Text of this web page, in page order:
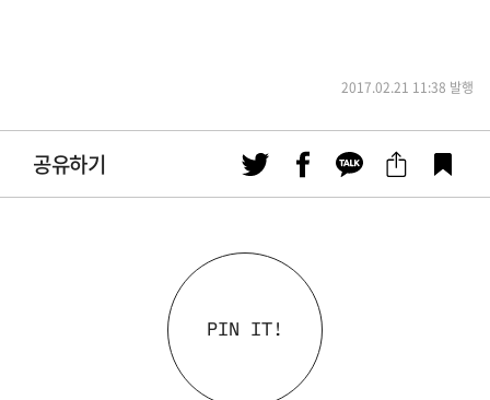
2017.02.21 11:38 발행
공유하기
PIN IT!